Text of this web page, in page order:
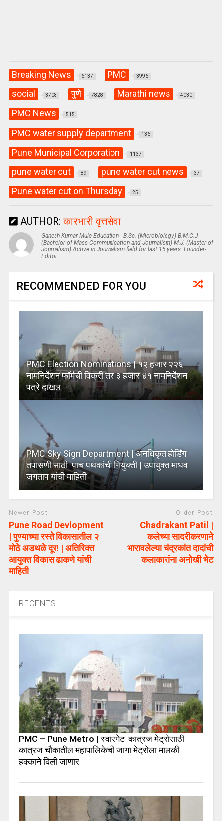
Breaking News 6137 PMC 3996
social 3708 पुणे 7828 Marathi news 4030
PMC News 515
PMC water supply department 136
Pune Municipal Corporation 1137
pune water cut 89 pune water cut news 37
Pune water cut on Thursday 25
AUTHOR:कारभारी वृत्तसेवा
Ganesh Kumar Mule Education - B.Sc. (Microbiology) B.M.C.J
(Bachelor of Mass Communication and Journalism) M.J. (Master of
Journalism) Active in Journalism field for last 15 years. Founder-
Editor...
RECOMMENDED FOR YOU
PMC Election Nominations | १२ हजार २२६
नामनिर्देशन फॉर्मची विक्री तर ३ हजार ४१ नामनिर्देशन
पत्रे दाखल
PMC Sky Sign Department | अनधिकृत होर्डिंग
तपासणी साठी पाच पथकांची नियुक्ती | उपायुक्त माधव
जगताप यांची माहिती
Newer Post
Pune Road Devlopment
| पुण्याच्या रस्ते विकासातील २
मोठे अडथळे दूर! | अतिरिक्त
आयुक्त विकास ढाकणे यांची
माहिती
Older Post
Chadrakant Patil |
कलेच्या सादरीकरणाने
भारावलेल्या चंद्रकांत दादांची
कलाकारांना अनोखी भेट
RECENTS
PMC – Pune Metro | स्वारगेट-कात्रज मेट्रोसाठी
कात्रज चौकातील महापालिकेची जागा मेट्रोला मालकी
हक्काने दिली जाणार